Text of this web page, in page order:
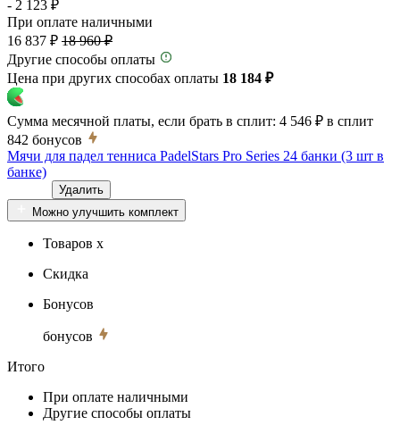
- 2 123 ₽
При оплате наличными
16 837 ₽ 18 960 ₽
Другие способы оплаты
Цена при других способах оплаты 18 184 ₽
Сумма месячной платы, если брать в сплит: 4 546 ₽ в сплит
842 бонусов
Мячи для падел тенниса PadelStars Pro Series 24 банки (3 шт в
банке)
Удалить
Можно улучшить комплект
Товаров x
Скидка
Бонусов
бонусов
Итого
При оплате наличными
Другие способы оплаты